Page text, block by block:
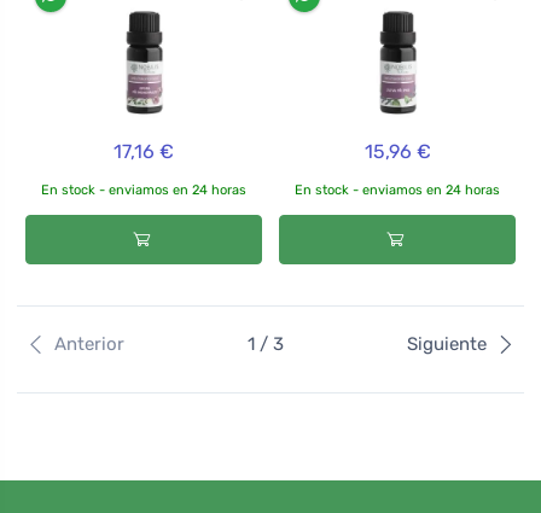
17,16 €
En stock - enviamos en 24 horas
15,96 €
En stock - enviamos en 24 horas
Anterior 1 / 3 Siguiente